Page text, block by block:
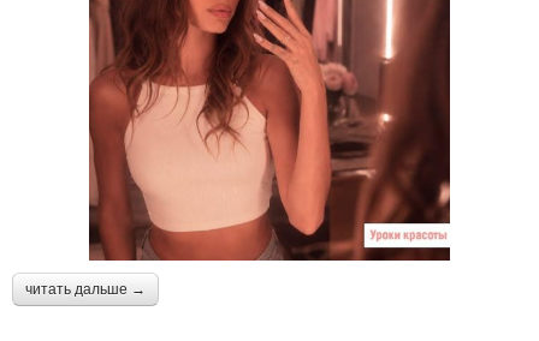
читать дальше →